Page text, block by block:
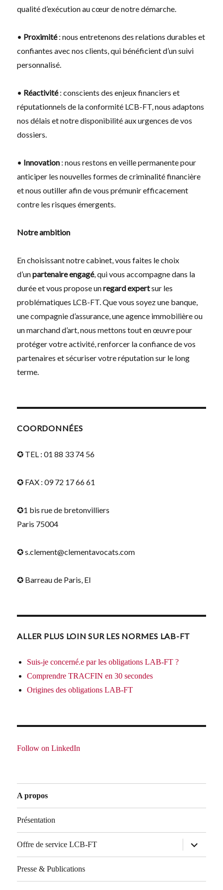
qualité d’exécution au cœur de notre démarche.
• Proximité: nous entretenons des relations durables et
confiantes avec nos clients, qui bénéficient d’un suivi
personnalisé.
• Réactivité: conscients des enjeux financiers et
réputationnels de la conformité LCB-FT, nous adaptons
nos délais et notre disponibilité aux urgences de vos
dossiers.
• Innovation : nous restons en veille permanente pour
anticiper les nouvelles formes de criminalité financière
et nous outiller afin de vous prémunir efficacement
contre les risques émergents.
Notre ambition
En choisissant notre cabinet, vous faites le choix
d’unpartenaire engagé, qui vous accompagne dans la
durée et vous propose unregard expertsur les
problématiques LCB-FT. Que vous soyez une banque,
une compagnie d’assurance, une agence immobilière ou
un marchand d’art, nous mettons tout en œuvre pour
protéger votre activité, renforcer la confiance de vos
partenaires et sécuriser votre réputation sur le long
terme.
COORDONNÉES
✪ TEL : 01 88 33 74 56
✪ FAX : 09 72 17 66 61
✪1 bis rue de bretonvilliers
Paris 75004
✪ s.clement@clementavocats.com
✪ Barreau de Paris, EI
ALLER PLUS LOIN SUR LES NORMES LAB-FT
Suis-je concerné.e par les obligations LAB-FT ?
Comprendre TRACFIN en 30 secondes
Origines des obligations LAB-FT
Follow on LinkedIn
A propos
Présentation
Offre de service LCB-FT
ouvrir
le
sous-
Presse & Publications